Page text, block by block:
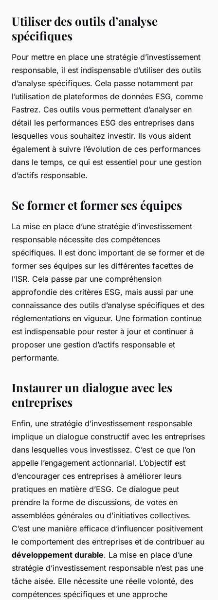
Utiliser des outils d’analyse
spécifiques
Pour mettre en place une stratégie d’investissement
responsable, il est indispensable d’utiliser des outils
d’analyse spécifiques. Cela passe notamment par
l’utilisation de plateformes de données ESG, comme
Fastrez. Ces outils vous permettent d’analyser en
détail les performances ESG des entreprises dans
lesquelles vous souhaitez investir. Ils vous aident
également à suivre l’évolution de ces performances
dans le temps, ce qui est essentiel pour une gestion
d’actifs responsable.
Se former et former ses équipes
La mise en place d’une stratégie d’investissement
responsable nécessite des compétences
spécifiques. Il est donc important de se former et de
former ses équipes sur les différentes facettes de
l’ISR. Cela passe par une compréhension
approfondie des critères ESG, mais aussi par une
connaissance des outils d’analyse spécifiques et des
réglementations en vigueur. Une formation continue
est indispensable pour rester à jour et continuer à
proposer une gestion d’actifs responsable et
performante.
Instaurer un dialogue avec les
entreprises
Enfin, une stratégie d’investissement responsable
implique un dialogue constructif avec les entreprises
dans lesquelles vous investissez. C’est ce que l’on
appelle l’engagement actionnarial. L’objectif est
d’encourager ces entreprises à améliorer leurs
pratiques en matière d’ESG. Ce dialogue peut
prendre la forme de discussions, de votes en
assemblées générales ou d’initiatives collectives.
C’est une manière efficace d’influencer positivement
le comportement des entreprises et de contribuer au
développement durable. La mise en place d’une
stratégie d’investissement responsable n’est pas une
tâche aisée. Elle nécessite une réelle volonté, des
compétences spécifiques et une approche